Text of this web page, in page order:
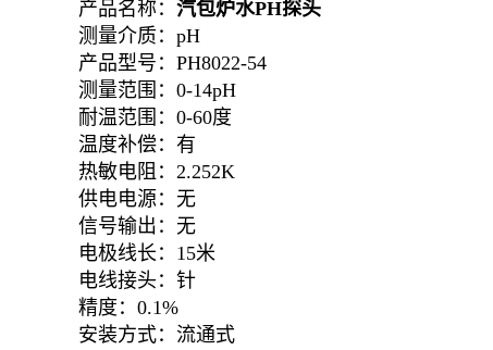
产品名称： 汽包炉水PH探头
测量介质：pH
产品型号：PH8022-54
测量范围：0-14pH
耐温范围：0-60度
温度补偿：有
热敏电阻：2.252K
供电电源：无
信号输出：无
电极线长：15米
电线接头：针
精度：0.1%
安装方式：流通式